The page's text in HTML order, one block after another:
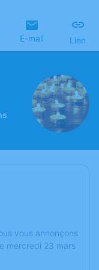
E-mail Lien
vous annonçons
mercredi 23 mars